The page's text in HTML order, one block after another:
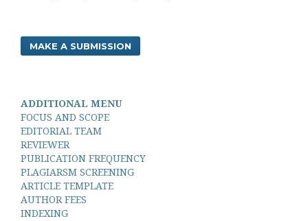
MAKE A SUBMISSION
ADDITIONAL MENU
FOCUS AND SCOPE
EDITORIAL TEAM
REVIEWER
PUBLICATION FREQUENCY
PLAGIARSM SCREENING
ARTICLE TEMPLATE
AUTHOR FEES
INDEXING